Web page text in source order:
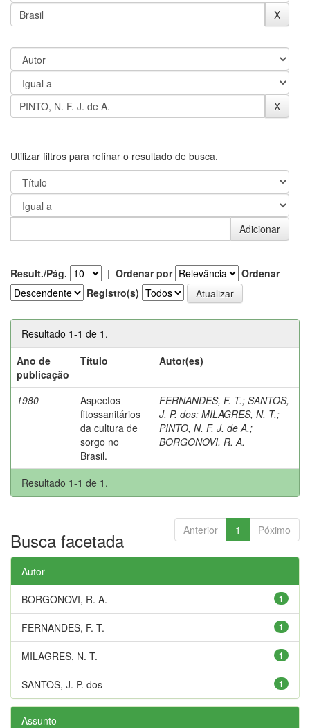
Utilizar filtros para refinar o resultado de busca.
Result./Pág. | Ordenar por
Ordenar
Registro(s)
Resultado 1-1 de 1.
Ano de
publicação
Título Autor(es)
1980
Aspectos
fitossanitários
da cultura de
sorgo no
Brasil.
FERNANDES, F. T.; SANTOS,
J. P. dos; MILAGRES, N. T.;
PINTO, N. F. J. de A.;
BORGONOVI, R. A.
Resultado 1-1 de 1.
Anterior 1 Póximo
Busca facetada
Autor
1
BORGONOVI, R. A.
1
FERNANDES, F. T.
1
MILAGRES, N. T.
1
SANTOS, J. P. dos
Assunto